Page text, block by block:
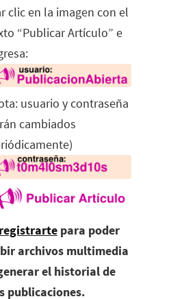
clic en la imagen con el
“Publicar Artículo” e
usuario y contraseña
cambiados
registrarte para poder
archivos multimedia
el historial de
publicaciones.